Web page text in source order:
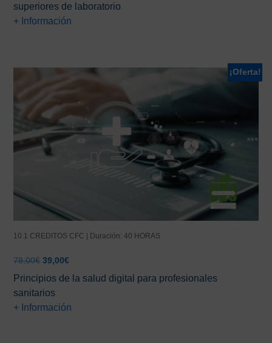
superiores de laboratorio
+ Información
¡Oferta!
10.1 CREDITOS CFC | Duración: 40 HORAS
78,00€ El
original
era:
78,00€.
39,00€El
actual
39,00€.
Principios de la salud digital para profesionales
sanitarios
+ Información